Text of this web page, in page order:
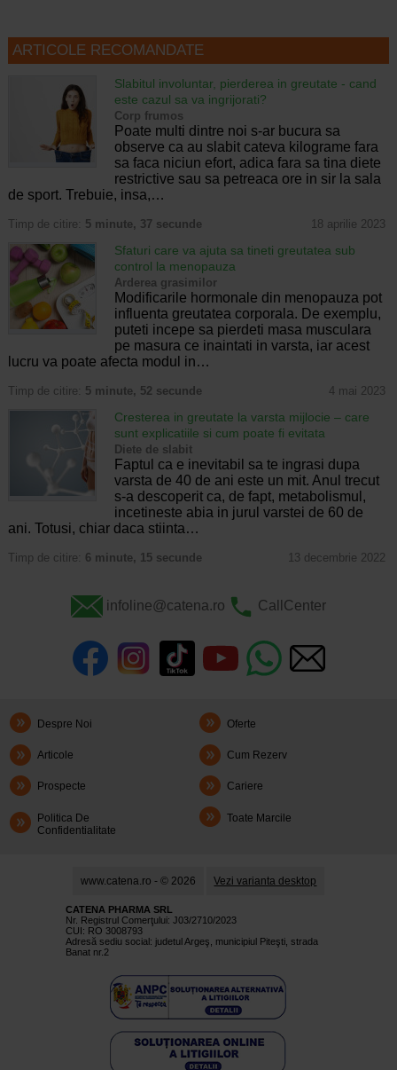
ARTICOLE RECOMANDATE
Slabitul involuntar, pierderea in greutate - cand
este cazul sa va ingrijorati?
Corp frumos
Poate multi dintre noi s-ar bucura sa
observe ca au slabit cateva kilograme fara
sa faca niciun efort, adica fara sa tina diete
restrictive sau sa petreaca ore in sir la sala
de sport. Trebuie, insa,…
Timp de citire: 5 minute, 37 secunde 18 aprilie 2023
Sfaturi care va ajuta sa tineti greutatea sub
control la menopauza
Arderea grasimilor
Modificarile hormonale din menopauza pot
influenta greutatea corporala. De exemplu,
puteti incepe sa pierdeti masa musculara
pe masura ce inaintati in varsta, iar acest
lucru va poate afecta modul in…
Timp de citire: 5 minute, 52 secunde 4 mai 2023
Cresterea in greutate la varsta mijlocie – care
sunt explicatiile si cum poate fi evitata
Diete de slabit
Faptul ca e inevitabil sa te ingrasi dupa
varsta de 40 de ani este un mit. Anul trecut
s-a descoperit ca, de fapt, metabolismul,
incetineste abia in jurul varstei de 60 de
ani. Totusi, chiar daca stiinta…
Timp de citire: 6 minute, 15 secunde 13 decembrie 2022
infoline@catena.ro CallCenter
Despre Noi Oferte
Articole Cum Rezerv
Prospecte Cariere
Politica De
Confidentialitate
Toate Marcile
www.catena.ro - © 2026 Vezi varianta desktop
CATENA PHARMA SRL
Nr. Registrul Comerţului: J03/2710/2023
CUI: RO 3008793
Adresă sediu social: judetul Argeş, municipiul Piteşti, strada
Banat nr.2